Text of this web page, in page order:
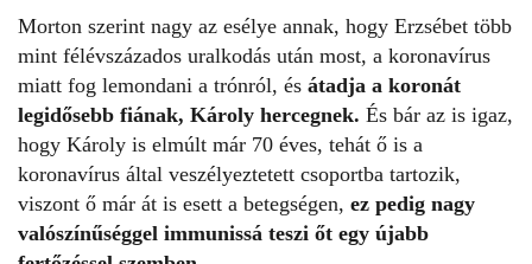
Morton szerint nagy az esélye annak, hogy Erzsébet több
mint félévszázados uralkodás után most, a koronavírus
miatt fog lemondani a trónról, és átadja a koronát
legidősebb fiának, Károly hercegnek. És bár az is igaz,
hogy Károly is elmúlt már 70 éves, tehát ő is a
koronavírus által veszélyeztetett csoportba tartozik,
viszont ő már át is esett a betegségen, ez pedig nagy
valószínűséggel immunissá teszi őt egy újabb